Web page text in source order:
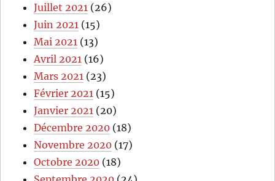
Juillet 2021 (26)
Juin 2021 (15)
Mai 2021 (13)
Avril 2021 (16)
Mars 2021 (23)
Février 2021 (15)
Janvier 2021 (20)
Décembre 2020 (18)
Novembre 2020 (17)
Octobre 2020 (18)